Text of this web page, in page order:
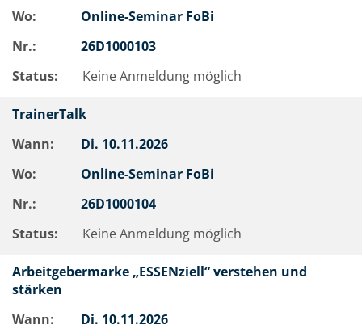
Wo:
Online-Seminar FoBi
Nr.:
26D1000103
Status:
Keine Anmeldung möglich
TrainerTalk
Wann:
Di. 10.11.2026
Wo:
Online-Seminar FoBi
Nr.:
26D1000104
Status:
Keine Anmeldung möglich
Arbeitgebermarke „ESSENziell“ verstehen und
stärken
Wann:
Di. 10.11.2026